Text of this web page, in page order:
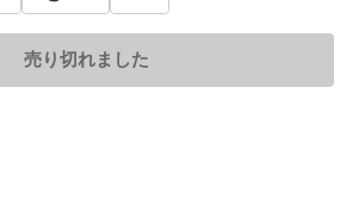
売り切れました